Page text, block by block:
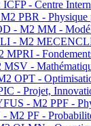
- Centre
PBR - Physique
- M2 MM -
- M2 MECENCLI
MPRI -
-
OPT -
- Projet,
- M2 PPF -
M2 PF -